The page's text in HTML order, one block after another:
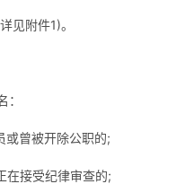
见附件1)。
或曾被开除公职的;
在接受纪律审查的;